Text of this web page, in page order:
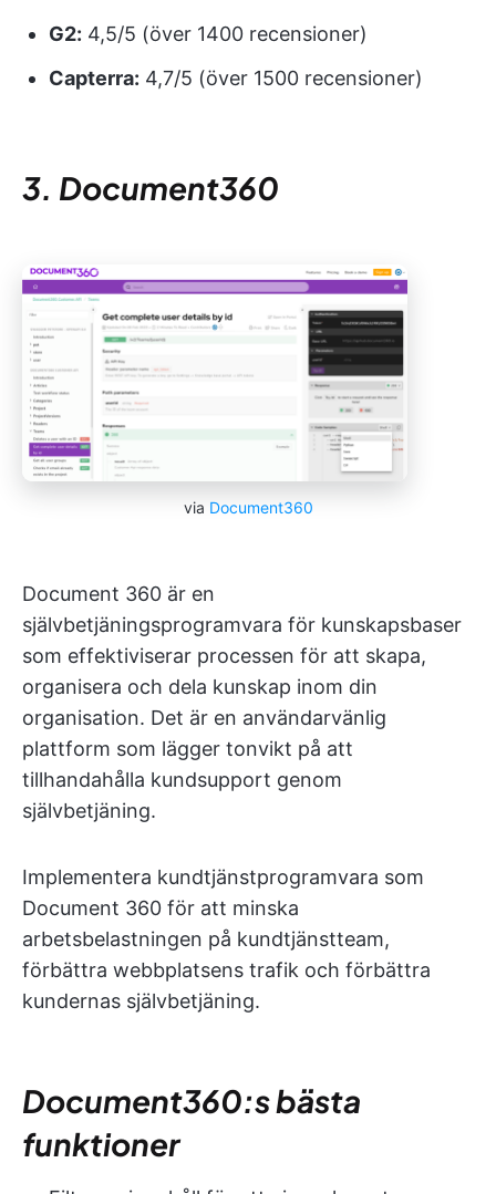
G2: 4,5/5 (över 1400 recensioner)
Capterra: 4,7/5 (över 1500 recensioner)
3. Document360
via Document360
Document 360 är en
självbetjäningsprogramvara för kunskapsbaser
som effektiviserar processen för att skapa,
organisera och dela kunskap inom din
organisation. Det är en användarvänlig
plattform som lägger tonvikt på att
tillhandahålla kundsupport genom
självbetjäning.
Implementera kundtjänstprogramvara som
Document 360 för att minska
arbetsbelastningen på kundtjänstteam,
förbättra webbplatsens trafik och förbättra
kundernas självbetjäning.
Document360:s bästa
funktioner